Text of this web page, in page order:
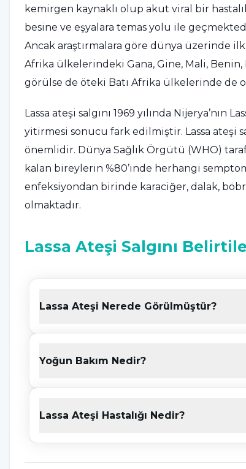
kemirgen kaynaklı olup akut viral bir
besine ve eşyalara temas yolu ile
Ancak araştırmalara göre dünya üzerinde ilk
Afrika ülkelerindeki Gana, Gine, Mali, Benin,
görülse de öteki Batı Afrika ülkelerinde
Lassa ateşi salgını 1969 yılında Nijerya’nın
yitirmesi sonucu fark edilmiştir. Lassa ateşi
önemlidir. Dünya Sağlık Örgütü (WHO)
kalan bireylerin %80’inde herhangi
enfeksiyondan birinde karaciğer, dalak,
olmaktadır.
Lassa Ateşi Salgını
gelmektedir. Rahatsızlığın diğer
Yorgunluk
Lassa ateşi salgını ciddi belirtiler
Lassa Ateşi Nerede Görülmüştür?
Yoğun Bakım Nedir?
Lassa Ateşi Hastalığı Nedir?